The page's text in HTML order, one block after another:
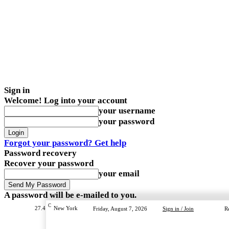
Sign in
Welcome! Log into your account
your username
your password
Forgot your password? Get help
Password recovery
Recover your password
your email
A password will be e-mailed to you.
27.4 C New York Friday, August 7, 2026 Sign in / Join